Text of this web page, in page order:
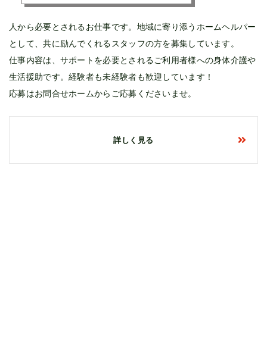
人から必要とされるお仕事です。地域に寄り添うホームヘルパー
として、共に励んでくれるスタッフの方を募集しています。
仕事内容は、サポートを必要とされるご利用者様への身体介護や
生活援助です。経験者も未経験者も歓迎しています！
応募はお問合せホームからご応募くださいませ。
詳しく見る